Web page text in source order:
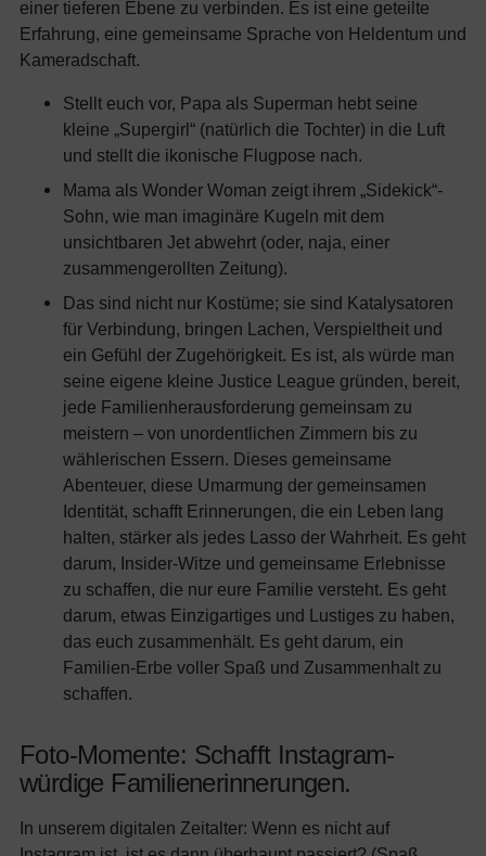
einer tieferen Ebene zu verbinden. Es ist eine geteilte
Erfahrung, eine gemeinsame Sprache von Heldentum und
Kameradschaft.
Stellt euch vor, Papa als Superman hebt seine
kleine „Supergirl“ (natürlich die Tochter) in die Luft
und stellt die ikonische Flugpose nach.
Mama als Wonder Woman zeigt ihrem „Sidekick“-
Sohn, wie man imaginäre Kugeln mit dem
unsichtbaren Jet abwehrt (oder, naja, einer
zusammengerollten Zeitung).
Das sind nicht nur Kostüme; sie sind Katalysatoren
für Verbindung, bringen Lachen, Verspieltheit und
ein Gefühl der Zugehörigkeit. Es ist, als würde man
seine eigene kleine Justice League gründen, bereit,
jede Familienherausforderung gemeinsam zu
meistern – von unordentlichen Zimmern bis zu
wählerischen Essern. Dieses gemeinsame
Abenteuer, diese Umarmung der gemeinsamen
Identität, schafft Erinnerungen, die ein Leben lang
halten, stärker als jedes Lasso der Wahrheit. Es geht
darum, Insider-Witze und gemeinsame Erlebnisse
zu schaffen, die nur eure Familie versteht. Es geht
darum, etwas Einzigartiges und Lustiges zu haben,
das euch zusammenhält. Es geht darum, ein
Familien-Erbe voller Spaß und Zusammenhalt zu
schaffen.
Foto-Momente: Schafft Instagram-
würdige Familienerinnerungen.
In unserem digitalen Zeitalter: Wenn es nicht auf